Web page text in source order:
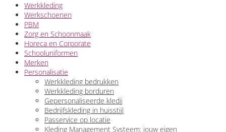
Werkkleding
Werkschoenen
PBM
Zorg en Schoonmaak
Horeca en Corporate
Schooluniformen
Merken
Personalisatie
Werkkleding bedrukken
Werkkleding borduren
Gepersonaliseerde kledij
Bedrijfskleding in huisstijl
Passervice op locatie
Kleding Management Systeem: jouw eigen